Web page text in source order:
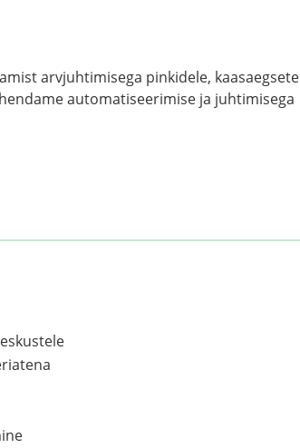
arvjuhtimisega pinkidele, kaasaegsete
automatiseerimise ja juhtimisega